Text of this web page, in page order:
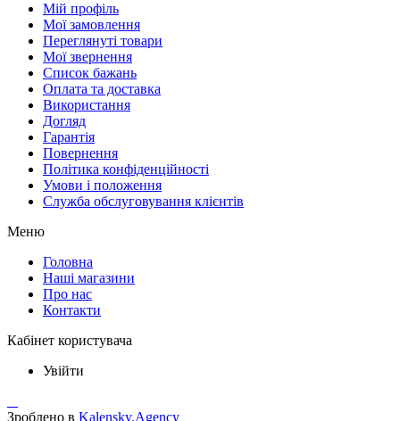
Мій профіль
Мої замовлення
Переглянуті товари
Мої звернення
Список бажань
Оплата та доставка
Використання
Догляд
Гарантія
Повернення
Політика конфіденційності
Умови і положення
Служба обслуговування клієнтів
Меню
Головна
Наші магазини
Про нас
Контакти
Кабінет користувача
Увійти
Зроблено в Kalensky.Agency